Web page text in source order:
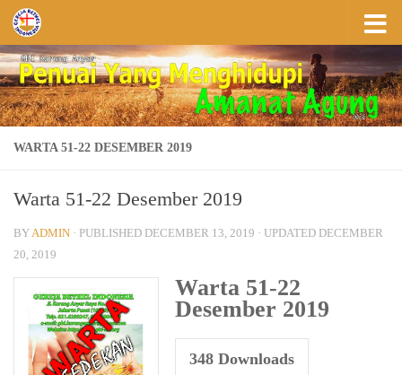
Skip to content
WARTA 51-22 DESEMBER 2019
Warta 51-22 Desember 2019
BYADMIN · PUBLISHED DECEMBER 13, 2019 · UPDATED DECEMBER
20, 2019
Warta 51-22
Desember 2019
348 Downloads